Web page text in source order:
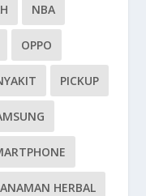
NBA
OPPO
PICKUP
HERBAL